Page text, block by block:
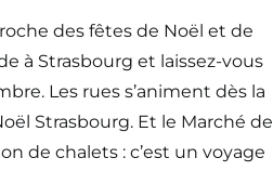
des fêtes de Noël et de
à Strasbourg et laissez-vous
Les rues s’animent dès la
Strasbourg. Et le Marché de
de chalets : c’est un voyage